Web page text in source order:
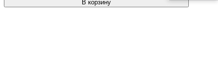
В корзину